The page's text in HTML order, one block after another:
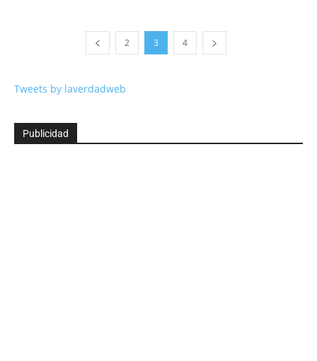
2 3 4
Tweets by laverdadweb
Publicidad